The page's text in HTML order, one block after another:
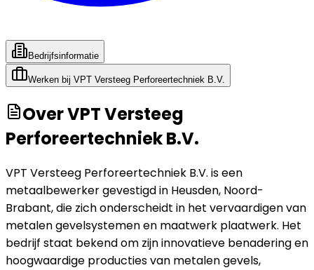
Bedrijfsinformatie
Werken bij VPT Versteeg Perforeertechniek B.V.
OverVPT Versteeg
Perforeertechniek B.V.
VPT Versteeg Perforeertechniek B.V. is een
metaalbewerker gevestigd in Heusden, Noord-
Brabant, die zich onderscheidt in het vervaardigen van
metalen gevelsystemen en maatwerk plaatwerk. Het
bedrijf staat bekend om zijn innovatieve benadering en
hoogwaardige producties van metalen gevels,